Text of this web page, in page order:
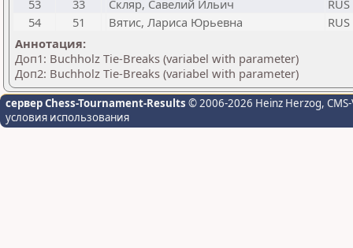
53
33 Скляр, Савелий Ильич
RUS
54
51 Вятис, Лариса Юрьевна
RUS
Аннотация:
Доп1: Buchholz Tie-Breaks (variabel with parameter)
Доп2: Buchholz Tie-Breaks (variabel with parameter)
сервер Chess-Tournament-Results © 2006-2026 Heinz Herzog,
условия использования